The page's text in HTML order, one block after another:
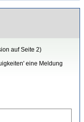
auf Seite 2)
eine Meldung